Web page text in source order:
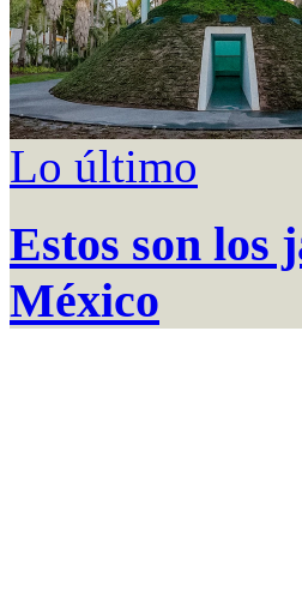
Lo último
Estos son los
México